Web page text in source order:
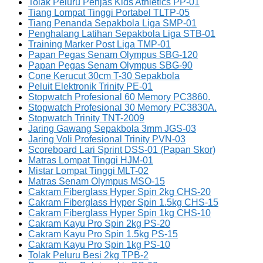
Tolak Peluru Penjas Kids Athletics PP-01
Tiang Lompat Tinggi Portabel TLTP-05
Tiang Penanda Sepakbola Liga SMP-01
Penghalang Latihan Sepakbola Liga STB-01
Training Marker Post Liga TMP-01
Papan Pegas Senam Olympus SBG-120
Papan Pegas Senam Olympus SBG-90
Cone Kerucut 30cm T-30 Sepakbola
Peluit Elektronik Trinity PE-01
Stopwatch Profesional 60 Memory PC3860.
Stopwatch Profesional 30 Memory PC3830A.
Stopwatch Trinity TNT-2009
Jaring Gawang Sepakbola 3mm JGS-03
Jaring Voli Profesional Trinity PVN-03
Scoreboard Lari Sprint DSS-01 (Papan Skor)
Matras Lompat Tinggi HJM-01
Mistar Lompat Tinggi MLT-02
Matras Senam Olympus MSO-15
Cakram Fiberglass Hyper Spin 2kg CHS-20
Cakram Fiberglass Hyper Spin 1.5kg CHS-15
Cakram Fiberglass Hyper Spin 1kg CHS-10
Cakram Kayu Pro Spin 2kg PS-20
Cakram Kayu Pro Spin 1.5kg PS-15
Cakram Kayu Pro Spin 1kg PS-10
Tolak Peluru Besi 2kg TPB-2